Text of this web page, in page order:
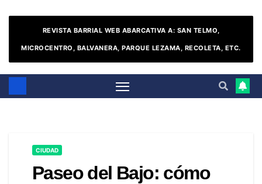
REVISTA BARRIAL WEB ABARCATIVA A: SAN TELMO,
MICROCENTRO, BALVANERA, PARQUE LEZAMA, RECOLETA, ETC.
CIUDAD
Paseo del Bajo: cómo